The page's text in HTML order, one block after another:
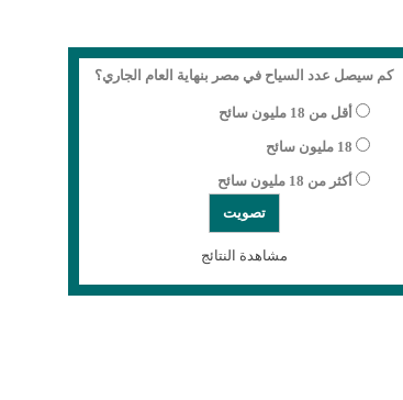
كم سيصل عدد السياح في مصر بنهاية العام الجاري؟
أقل من 18 مليون سائح
18 مليون سائح
أكثر من 18 مليون سائح
مشاهدة النتائج